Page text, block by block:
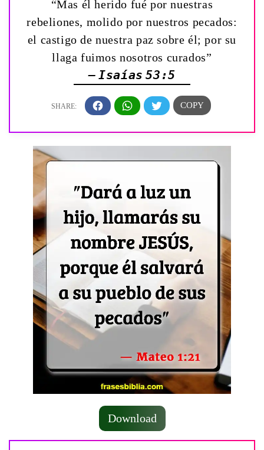
“Mas él herido fué por nuestras
rebeliones, molido por nuestros pecados:
el castigo de nuestra paz sobre él; por su
llaga fuimos nosotros curados”
— Isaías 53:5
Download